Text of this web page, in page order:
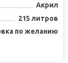
Акрил
215 литров
по желанию